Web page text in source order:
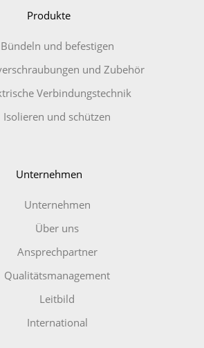
Produkte
Bündeln und befestigen
und Zubehör
Verbindungstechnik
Isolieren und schützen
Unternehmen
Unternehmen
Über uns
Ansprechpartner
Qualitätsmanagement
Leitbild
International